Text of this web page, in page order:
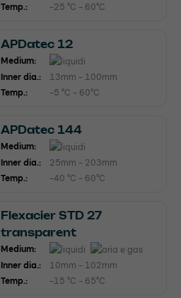
Temp.:
-25 °C - 60°C
APDatec 12
Medium:
Inner dia.:
13mm - 100mm
Temp.:
-5 °C - 60°C
APDatec 144
Medium:
Inner dia.:
25mm - 203mm
Temp.:
-40 °C - 60°C
Flexacier STD 27
transparent
Medium:
Inner dia.:
10mm - 102mm
Temp.:
-15 °C - 65°C